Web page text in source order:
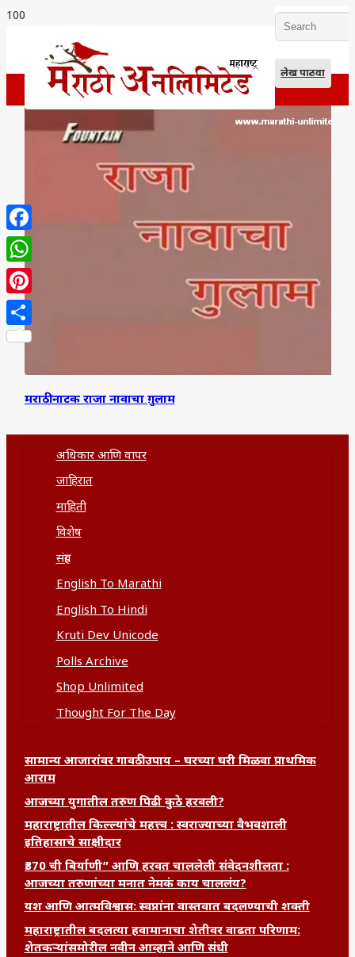
लेख पाठवा
मराठी नाटक राजा नावाचा ग़ुलाम
अधिकार आणि वापर
जाहिरात
माहिती
विशेष
संग्रह
English To Marathi
English To Hindi
Kruti Dev Unicode
Polls Archive
Shop Unlimited
Thought For The Day
सामान्य आजारांवर गावठी उपाय – घरच्या घरी मिळवा प्राथमिक
आराम
आजच्या युगातील तरुण पिढी कुठे हरवली?
महाराष्ट्रातील किल्ल्यांचे महत्त्व : स्वराज्याच्या वैभवशाली
इतिहासाचे साक्षीदार
₹370 ची बिर्याणी” आणि हरवत चाललेली संवेदनशीलता :
आजच्या तरुणांच्या मनात नेमकं काय चाललंय?
यश आणि आत्मविश्वास: स्वप्नांना वास्तवात बदलण्याची शक्ती
महाराष्ट्रातील बदलत्या हवामानाचा शेतीवर वाढता परिणाम:
शेतकऱ्यांसमोरील नवीन आव्हाने आणि संधी
Facebook
WhatsApp
Pinterest
Share